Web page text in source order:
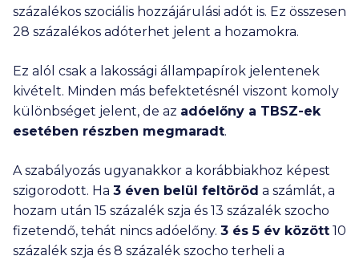
százalékos szociális hozzájárulási adót is. Ez összesen
28 százalékos adóterhet jelent a hozamokra.
Ez alól csak a lakossági állampapírok jelentenek
kivételt. Minden más befektetésnél viszont komoly
különbséget jelent, de az adóelőny a TBSZ-ek
esetében részben megmaradt.
A szabályozás ugyanakkor a korábbiakhoz képest
szigorodott. Ha 3 éven belül feltöröd a számlát, a
hozam után 15 százalék szja és 13 százalék szocho
fizetendő, tehát nincs adóelőny. 3 és 5 év között 10
százalék szja és 8 százalék szocho terheli a